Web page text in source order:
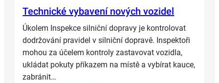
Technické vybavení nových vozidel
Úkolem Inspekce silniční dopravy je kontrolovat
dodržování pravidel v silniční dopravě. Inspektoři
mohou za účelem kontroly zastavovat vozidla,
ukládat pokuty příkazem na místě a vybírat kauce,
zabránit…